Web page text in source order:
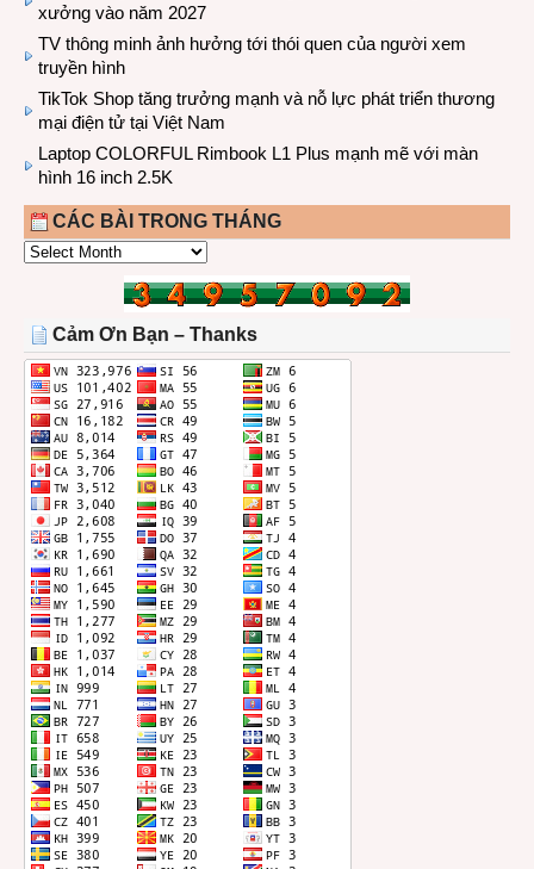
xưởng vào năm 2027
TV thông minh ảnh hưởng tới thói quen của người xem
truyền hình
TikTok Shop tăng trưởng mạnh và nỗ lực phát triển thương
mại điện tử tại Việt Nam
Laptop COLORFUL Rimbook L1 Plus mạnh mẽ với màn
hình 16 inch 2.5K
CÁC BÀI TRONG THÁNG
CÁC
THÁNG
Cảm Ơn Bạn – Thanks